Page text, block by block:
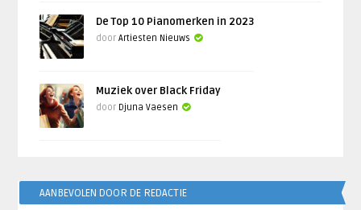
De Top 10 Pianomerken in 2023
doorArtiesten Nieuws
Muziek over Black Friday
door Djuna Vaesen
AANBEVOLEN DOOR DE REDACTIE